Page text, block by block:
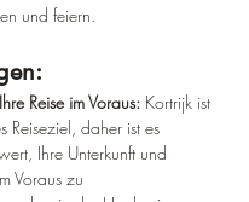
und feiern.
Reise im Voraus: Kortrijk ist
Reiseziel, daher ist es
Ihre Unterkunft und
Voraus zu